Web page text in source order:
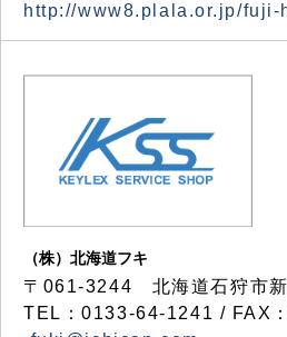
http://www8.plala.or.jp/fuji-
（株）北海道フキ
〒061-3244 北海道石狩市
TEL：0133-64-1241 / FAX